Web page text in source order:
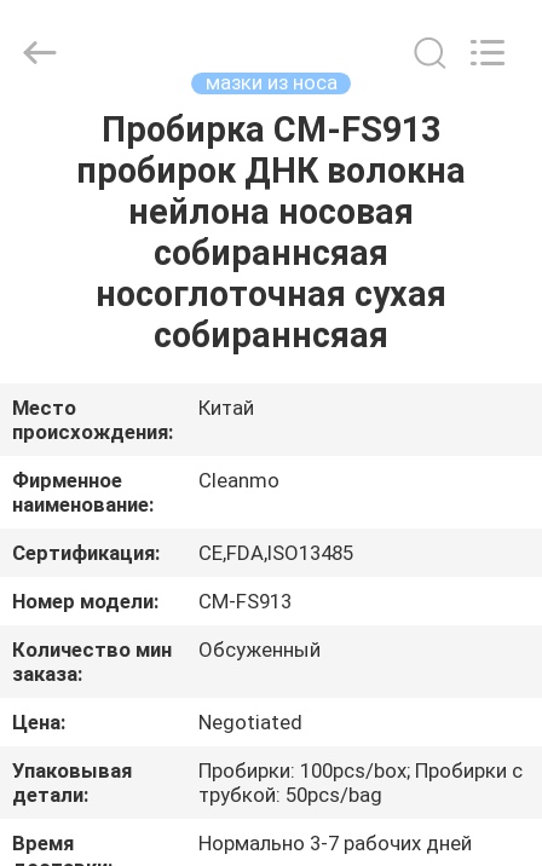
ПРОДУКТЫ
ПУТЕШЕСТВИЕ
ФАБРИКИ
ПРОВЕРКА
КАЧЕСТВА
СВЯЖИТЕСЬ
МЫ
НОВОСТИ
СПРОСИТЕ
мазки из носа
Пробирка CM-FS913
пробирок ДНК волокна
нейлона носовая
собираннсяая
носоглоточная сухая
собираннсяая
Место
происхождения:
Китай
Фирменное
наименование:
Cleanmo
Сертификация:
CE,FDA,ISO13485
Номер модели:
CM-FS913
Количество мин
заказа:
Обсуженный
Цена:
Negotiated
Упаковывая
детали:
Пробирки: 100pcs/box; Пробирки с
трубкой: 50pcs/bag
Время
Нормально 3-7 рабочих дней